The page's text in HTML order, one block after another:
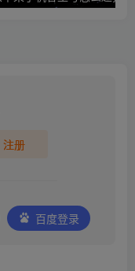
注册
百度登录